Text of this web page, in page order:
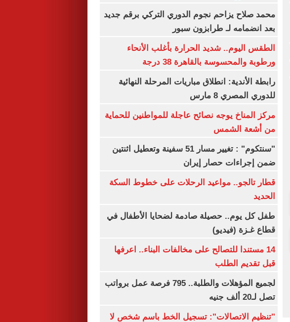
محمد صلاح يزاحم نجوم الدوري التركي برقم جديد
بعد انضمامه لـ طرابزون سبور
الطقس اليوم.. شديد الحرارة بأغلب الأنحاء
ورطوبة والمحسوسة بالقاهرة 38 درجة
رابطة الأندية: انطلاق مباريات المرحلة النهائية
للدوري المصري 8 مارس
مركز المناخ يوجه نصائح عاجلة للمواطنين للحماية
من أشعة الشمس
"سنتكوم" : تغيير مسار 51 سفينة وتعطيل اثنتين
ضمن إجراءات حصار إيران
قطار تالجو.. مواعيد الرحلات على خطوط السكة
الحديد
طفل كل يوم.. حصيلة صادمة لضحايا الأطفال في
قطاع غـزة (فيديو)
14 مستندا للتصالح على مخالفات البناء.. اعرفها
قبل تقديم الطلب
لجميع المؤهلات والطلبة.. 795 فرصة عمل برواتب
تصل لـ20 ألف جنيه
"تنظيم الاتصالات": تسجيل الخط باسم شخص لا